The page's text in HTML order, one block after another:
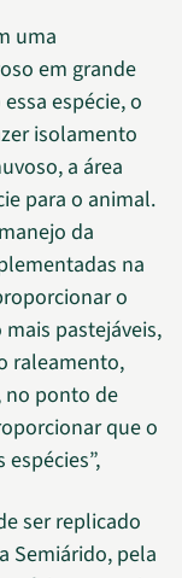
uma
em grande
espécie, o
isolamento
a área
para o animal.
da
na
o
pastejáveis,
raleamento,
no ponto de
que o
ser replicado
Semiárido, pela